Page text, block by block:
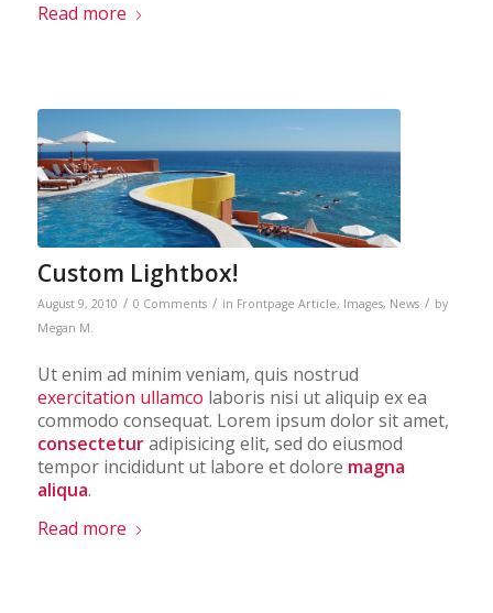
Read more
Custom Lightbox!
August 9, 2010 / 0 Comments / in Frontpage Article, Images, News / by
Megan M.
Ut enim ad minim veniam, quis nostrud
exercitation ullamco laboris nisi ut aliquip ex ea
commodo consequat. Lorem ipsum dolor sit amet,
consecteturadipisicing elit, sed do eiusmod
tempor incididunt ut labore et dolore magna
aliqua.
Read more